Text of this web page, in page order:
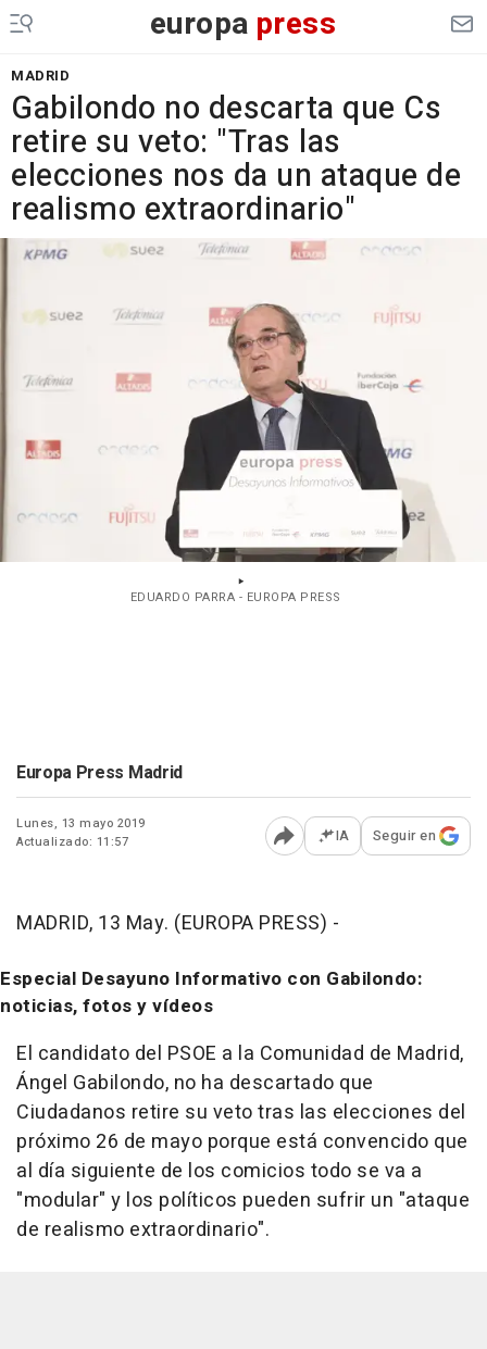
europa press
MADRID
Gabilondo no descarta que Cs
retire su veto: "Tras las
elecciones nos da un ataque de
realismo extraordinario"
EDUARDO PARRA - EUROPA PRESS
Europa Press Madrid
Lunes, 13 mayo 2019
Actualizado: 11:57
Abrir opciones para
IA Seguir en
MADRID, 13 May. (EUROPA PRESS) -
Especial Desayuno Informativo con Gabilondo:
noticias, fotos y vídeos
El candidato del PSOE a la Comunidad de Madrid,
Ángel Gabilondo, no ha descartado que
Ciudadanos retire su veto tras las elecciones del
próximo 26 de mayo porque está convencido que
al día siguiente de los comicios todo se va a
"modular" y los políticos pueden sufrir un "ataque
de realismo extraordinario".